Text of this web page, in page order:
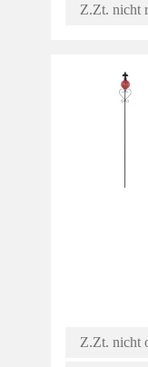
Z.Zt. nicht
Z.Zt. nicht